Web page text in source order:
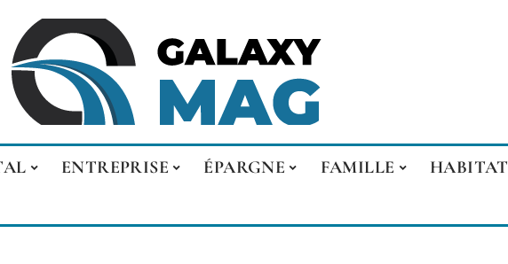
ENTREPRISE ÉPARGNE FAMILLE HABITAT